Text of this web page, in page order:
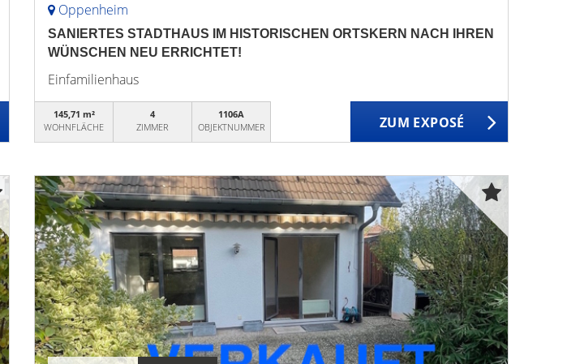
Oppenheim
SANIERTES STADTHAUS IM HISTORISCHEN ORTSKERN NACH IHREN
WÜNSCHEN NEU ERRICHTET!
Einfamilienhaus
145,71 m²
WOHNFLÄCHE
4
ZIMMER
1106A
OBJEKTNUMMER
ZUM EXPOSÉ